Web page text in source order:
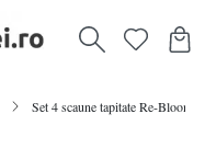
Set 4 scaune tapitate Re-